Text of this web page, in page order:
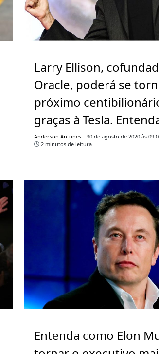
Larry Ellison,
Oracle, poderá se
próximo
graças à Tesla.
Anderson Antunes
30 de agosto de 2020 às
2 minutos de leitura
Entenda como Elon